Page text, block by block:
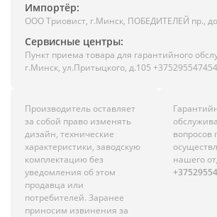
Импортёр:
ООО Триовист, г.Минск, ПОБЕДИТЕЛЕЙ пр.,
Сервисные центры:
Пункт приема товара для гарантийного
г.Минск, ул.Притыцкого, д.105 +375295547454
Производитель оставляет
за собой право изменять
дизайн, технические
характеристики, заводскую
комплектацию без
уведомления об этом
продавца или
потребителей. Заранее
приносим извинения за
вопросов
нашего